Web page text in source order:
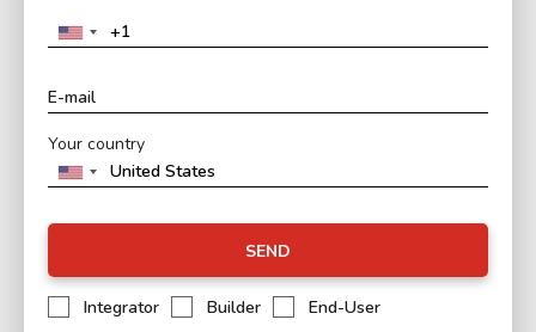
Your country
SEND
Integrator Builder
End-User